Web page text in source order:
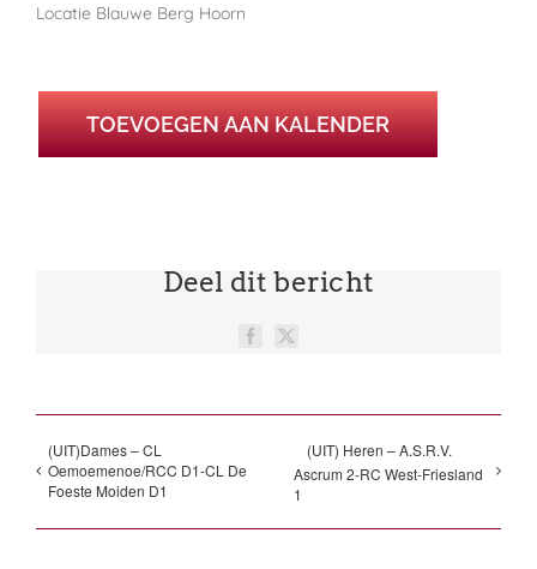
Locatie Blauwe Berg Hoorn
TOEVOEGEN AAN KALENDER
Deel dit bericht
Facebook
X
(UIT)Dames – CL
Oemoemenoe/RCC D1-CL De
Foeste Moiden D1
(UIT) Heren – A.S.R.V.
Ascrum 2-RC West-Friesland
1